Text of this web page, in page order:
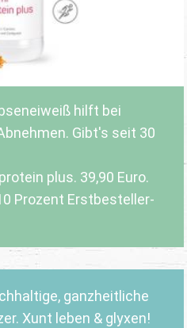
hilft bei
Gibt's seit 30
plus. 39,90 Euro.
Prozent Erstbesteller-
ganzheitliche
Xunt leben & glyxen!